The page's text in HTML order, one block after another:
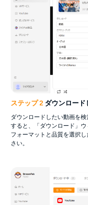
ステップ 2 ダウンロード
ダウンロードしたい動画を
すると、「ダウンロード」
フォーマットと品質を選択
さい。